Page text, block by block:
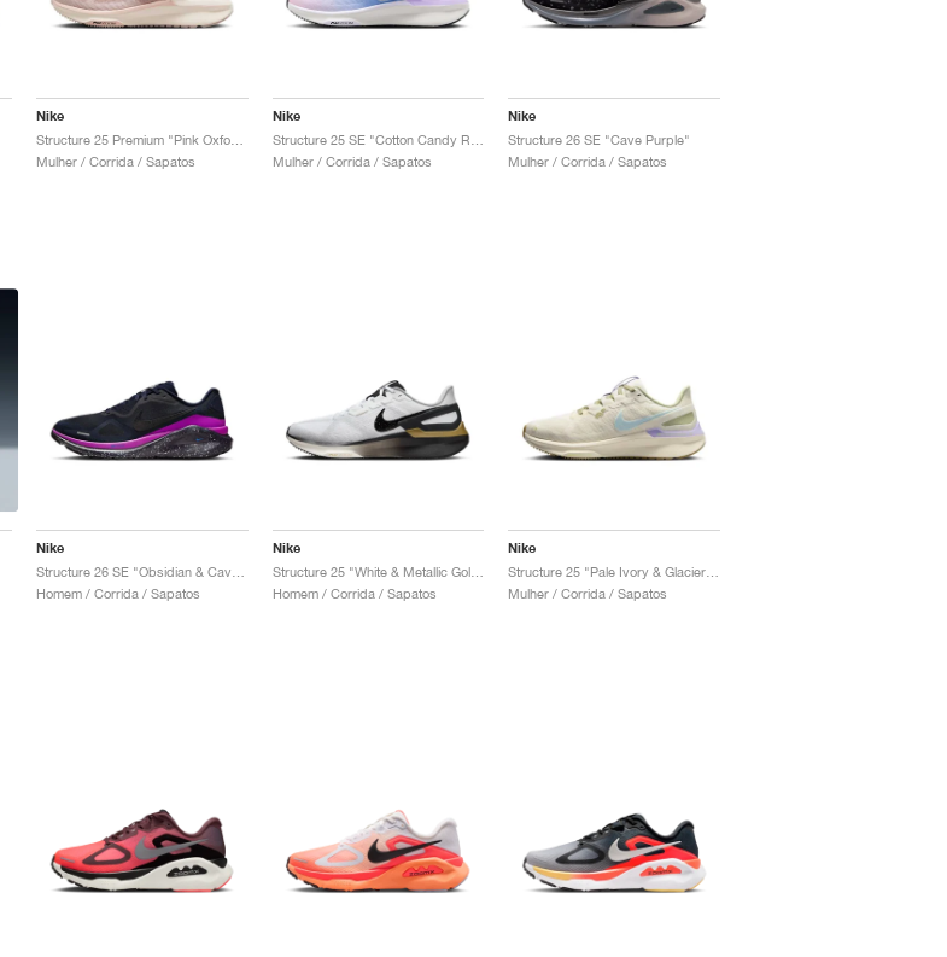
Nike
Structure 25 Premium "Pink Oxford & Pale Ivory"
Mulher / Corrida / Sapatos
Nike
Mulher / Corrida / Sapatos
Nike
Structure 26 SE "Cave Purple"
Mulher / Corrida / Sapatos
Nike
Homem / Corrida / Sapatos
Nike
Structure 25 "White & Metallic Gold"
Homem / Corrida / Sapatos
Nike
Mulher / Corrida / Sapatos